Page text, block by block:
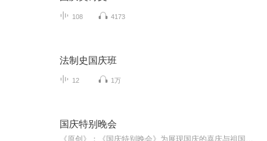
108 4173
法制史国庆班
12 1万
国庆特别晚会